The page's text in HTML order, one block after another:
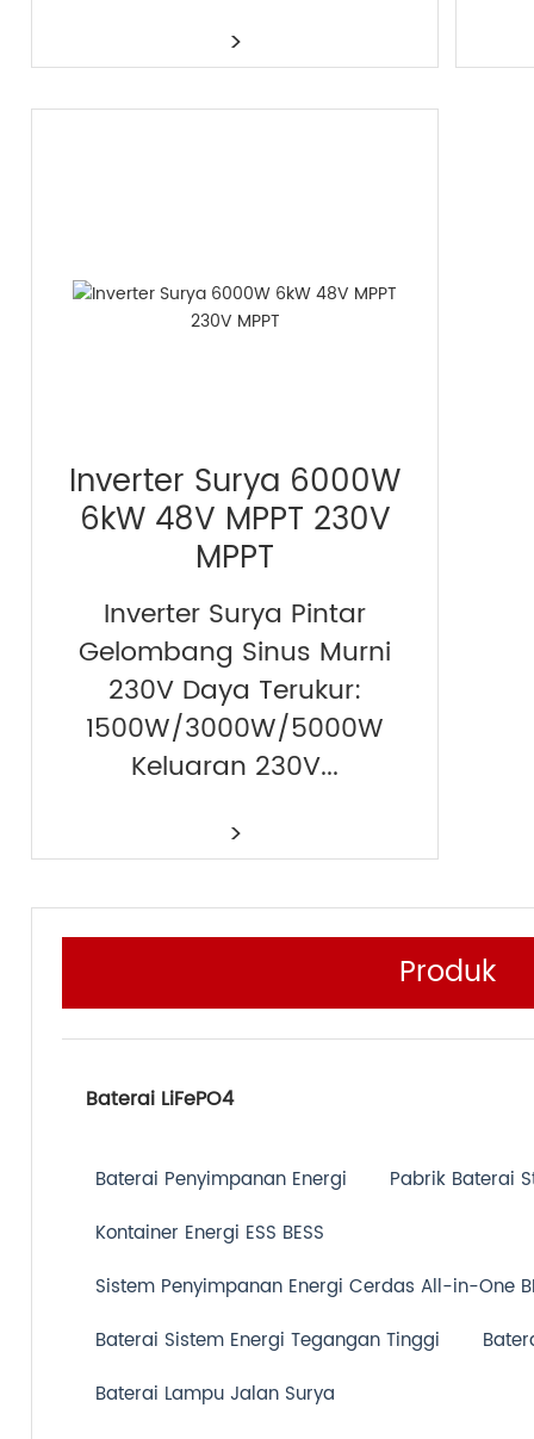
>
Inverter Surya 6000W
6kW 48V MPPT 230V
MPPT
Inverter Surya Pintar
Gelombang Sinus Murni
230V Daya Terukur:
1500W/3000W/5000W
Keluaran 230V...
>
Produk
Baterai LiFePO4
Baterai Penyimpanan Energi
Pabrik Baterai
Kontainer Energi ESS BESS
Sistem Penyimpanan Energi Cerdas All-in-One
Baterai Sistem Energi Tegangan Tinggi
Baterai Lampu Jalan Surya